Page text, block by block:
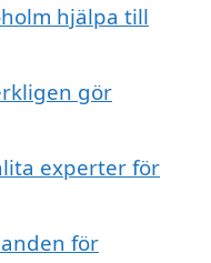
hjälpa till
gör
experter för
för